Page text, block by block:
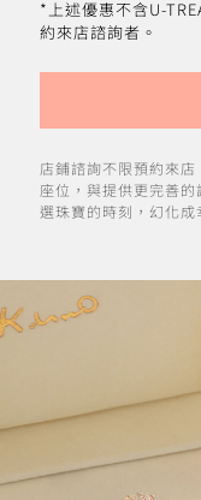
*上述優惠不含U-
約來店諮詢者。
店鋪諮詢不限預約來
座位，與提供更完善
選珠寶的時刻，幻化成